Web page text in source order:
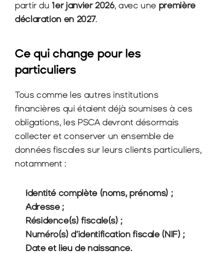
partir du 1er janvier 2026, avec une première
déclaration en 2027.
Ce qui change pour les
particuliers
Tous comme les autres institutions
financières qui étaient déjà soumises à ces
obligations, les PSCA devront désormais
collecter et conserver un ensemble de
données fiscales sur leurs clients particuliers,
notamment :
Identité complète (noms, prénoms) ;
Adresse ;
Résidence(s) fiscale(s) ;
Numéro(s) d’identification fiscale (NIF) ;
Date et lieu de naissance.